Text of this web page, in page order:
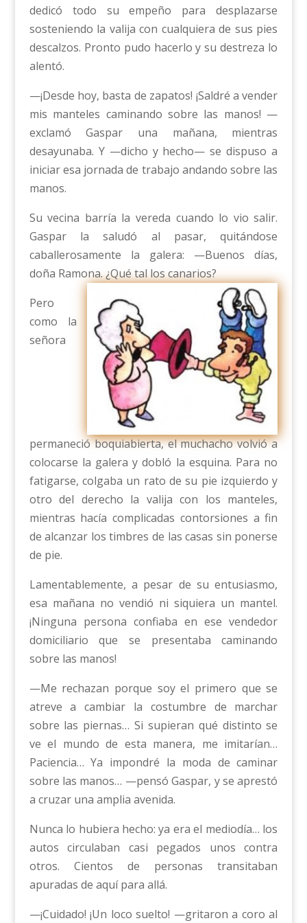
dedicó todo su empeño para desplazarse
sosteniendo la valija con cualquiera de sus pies
descalzos. Pronto pudo hacerlo y su destreza lo
alentó.
—¡Desde hoy, basta de zapatos! ¡Saldré a vender
mis manteles caminando sobre las manos! —
exclamó Gaspar una mañana, mientras
desayunaba. Y —dicho y hecho— se dispuso a
iniciar esa jornada de trabajo andando sobre las
manos.
Su vecina barría la vereda cuando lo vio salir.
Gaspar la saludó al pasar, quitándose
caballerosamente la galera: —Buenos días,
doña Ramona. ¿Qué tal los canarios?
Pero
como la
señora
permaneció boquiabierta, el muchacho volvió a
colocarse la galera y dobló la esquina. Para no
fatigarse, colgaba un rato de su pie izquierdo y
otro del derecho la valija con los manteles,
mientras hacía complicadas contorsiones a fin
de alcanzar los timbres de las casas sin ponerse
de pie.
Lamentablemente, a pesar de su entusiasmo,
esa mañana no vendió ni siquiera un mantel.
¡Ninguna persona confiaba en ese vendedor
domiciliario que se presentaba caminando
sobre las manos!
—Me rechazan porque soy el primero que se
atreve a cambiar la costumbre de marchar
sobre las piernas… Si supieran qué distinto se
ve el mundo de esta manera, me imitarían…
Paciencia… Ya impondré la moda de caminar
sobre las manos… —pensó Gaspar, y se aprestó
a cruzar una amplia avenida.
Nunca lo hubiera hecho: ya era el mediodía… los
autos circulaban casi pegados unos contra
otros. Cientos de personas transitaban
apuradas de aquí para allá.
—¡Cuidado! ¡Un loco suelto! —gritaron a coro al